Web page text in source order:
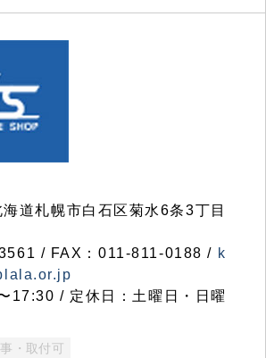
道札幌市白石区菊水6条3丁目
/ FAX：011-811-0188 / k
17:30 / 定休日：土曜日・日曜
・取付可